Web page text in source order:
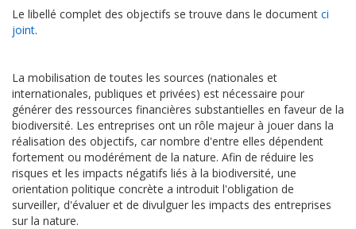
Le libellé complet des objectifs se trouve dans le document ci
joint.
La mobilisation de toutes les sources (nationales et
internationales, publiques et privées) est nécessaire pour
générer des ressources financières substantielles en faveur de la
biodiversité. Les entreprises ont un rôle majeur à jouer dans la
réalisation des objectifs, car nombre d'entre elles dépendent
fortement ou modérément de la nature. Afin de réduire les
risques et les impacts négatifs liés à la biodiversité, une
orientation politique concrète a introduit l'obligation de
surveiller, d'évaluer et de divulguer les impacts des entreprises
sur la nature.